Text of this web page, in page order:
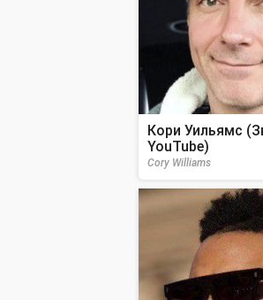
Кори Уильямс
YouTube)
Cory Williams